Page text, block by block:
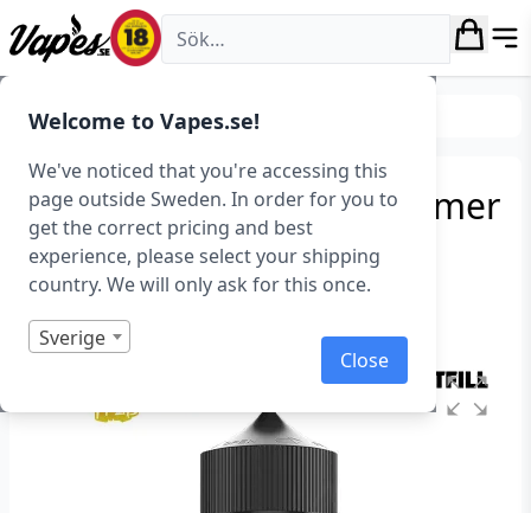
Welcome to Vapes.se!
We've noticed that you're accessing this
page outside Sweden. In order for you to
get the correct pricing and best
experience, please select your shipping
country. We will only ask for this once.
Sverige
Close
Vapes.se
E-juice Shortfills
Straight Up Fruits – Summer
Fruits (100 ml, Shortfill)
Art.nr: 40781
Slut i lager